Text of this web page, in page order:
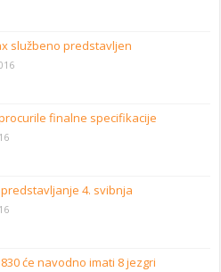
službeno predstavljen
finalne specifikacije
4. svibnja
će navodno imati 8 jezgri